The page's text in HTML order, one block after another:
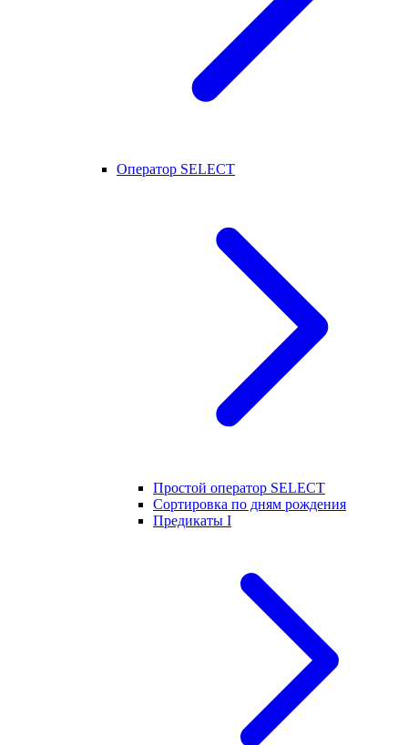
Оператор SELECT
Простой оператор SELECT
Сортировка по дням рождения
Предикаты I